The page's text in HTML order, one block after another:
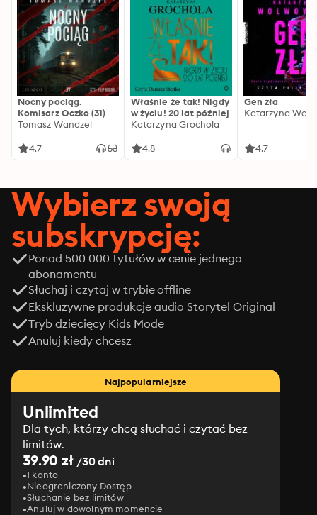
Nocny pociąg.
Komisarz Oczko (31)
Tomasz Wandzel
4.7
Właśnie że tak! Nigdy
w życiu! 20 lat później
Katarzyna Grochola
4.8
Gen zła
Katarzyna
4.7
Wybierz swoją
subskrypcję:
Ponad 500 000 tytułów w cenie jednego
abonamentu
Słuchaj i czytaj w trybie offline
Ekskluzywne produkcje audio Storytel Original
Tryb dziecięcy Kids Mode
Anuluj kiedy chcesz
Najpopularniejsze
Unlimited
Dla tych, którzy chcą słuchać i czytać bez
limitów.
39.90 zł/30 dni
1 konto
Nieograniczony Dostęp
Słuchanie bez limitów
Anuluj w dowolnym momencie